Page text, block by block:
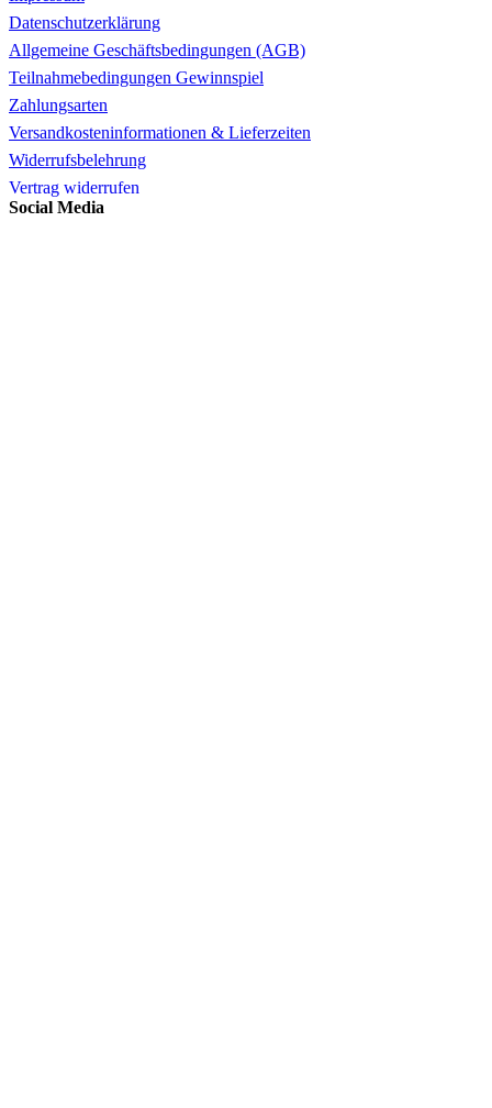
Datenschutzerklärung
Allgemeine Geschäftsbedingungen (AGB)
Teilnahmebedingungen Gewinnspiel
Zahlungsarten
Versandkosteninformationen & Lieferzeiten
Widerrufsbelehrung
Vertrag widerrufen
Social Media